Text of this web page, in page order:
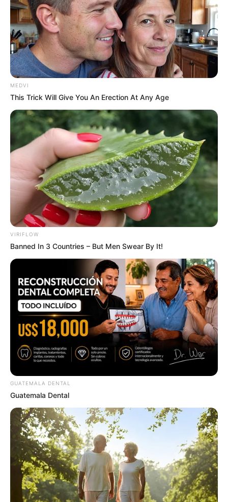
Feeling Tired? Here's The Trick To Perform Better
MEDVI
Support Focus And Mental Clarity Naturally
HARMO BRAIN
This New Will Give You An Erection After +45
MEDVI
This Trick Will Give You An Erection At Any Age
VIRIFLOW
Banned In 3 Countries – But Men Swear By It!
GUATEMALA DENTAL
Guatemala Dental